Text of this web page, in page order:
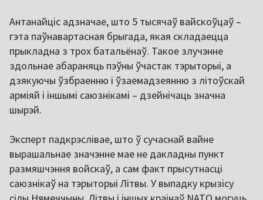
Антанайціс адзначае, што 5 тысячаў вайскоўцаў –
гэта паўнавартасная брыгада, якая складаецца
прыкладна з трох батальёнаў. Такое злучэнне
здольнае абараняць пэўны ўчастак тэрыторыі, а
дзякуючы ўзбраенню і ўзаемадзеянню з літоўскай
арміяй і іншымі саюзнікамі – дзейнічаць значна
шырэй.
Эксперт падкрэслівае, што ў сучаснай вайне
вырашальнае значэнне мае не дакладны пункт
размяшчэння войскаў, а сам факт прысутнасці
саюзнікаў на тэрыторыі Літвы. У выпадку крызісу